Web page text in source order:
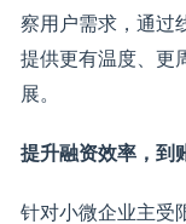
察用户需求，通过
提供更有温度、更
展。
提升融资效率，到
针对小微企业主受